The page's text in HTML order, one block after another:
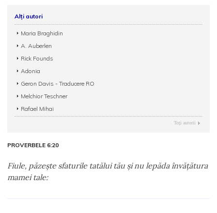
Alți autori
Maria Braghidin
A. Auberlen
Rick Founds
Adonia
Geron Davis - Traducere RO
Melchior Teschner
Rafael Mihai
Toţi autorii
PROVERBELE 6:20
Fiule, păzeşte sfaturile tatălui tău şi nu lepăda învăţătura
mamei tale: